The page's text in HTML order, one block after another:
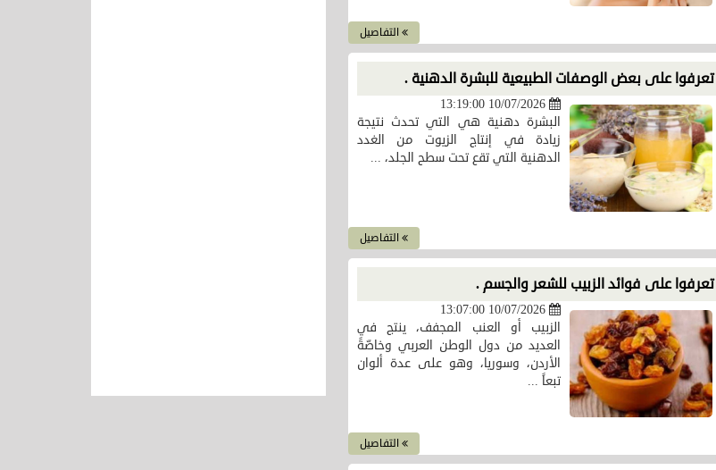
التفاصيل
تعرفوا على بعض الوصفات الطبيعية للبشرة الدهنية .
10/07/2026 13:19:00
البشرة دهنية هي التي تحدث نتيجة
زيادة في إنتاج الزيوت من الغدد
الدهنية التي تقع تحت سطح الجلد، ...
التفاصيل
تعرفوا على فوائد الزبيب للشعر والجسم .
10/07/2026 13:07:00
الزبيب أو العنب المجفف، ينتج في
العديد من دول الوطن العربي وخاصّةً
الأردن، وسوريا، وهو على عدة ألوان
تبعاً ...
التفاصيل